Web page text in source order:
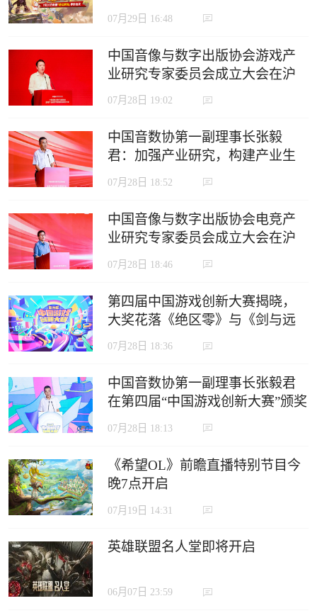
07月29日 16:48
中国音像与数字出版协会游戏产
业研究专家委员会成立大会在沪
召开
07月28日 19:02
中国音数协第一副理事长张毅
君：加强产业研究，构建产业生
态，推动电竞产业高质量发展
07月28日 18:52
中国音像与数字出版协会电竞产
业研究专家委员会成立大会在沪
召开
07月28日 18:46
第四届中国游戏创新大赛揭晓，
大奖花落《绝区零》与《剑与远
征：启程》
07月28日 18:36
中国音数协第一副理事长张毅君
在第四届“中国游戏创新大赛”颁奖
典礼上的致辞
07月28日 18:13
《希望OL》前瞻直播特别节目今
晚7点开启
07月19日 14:31
英雄联盟名人堂即将开启
06月07日 23:59